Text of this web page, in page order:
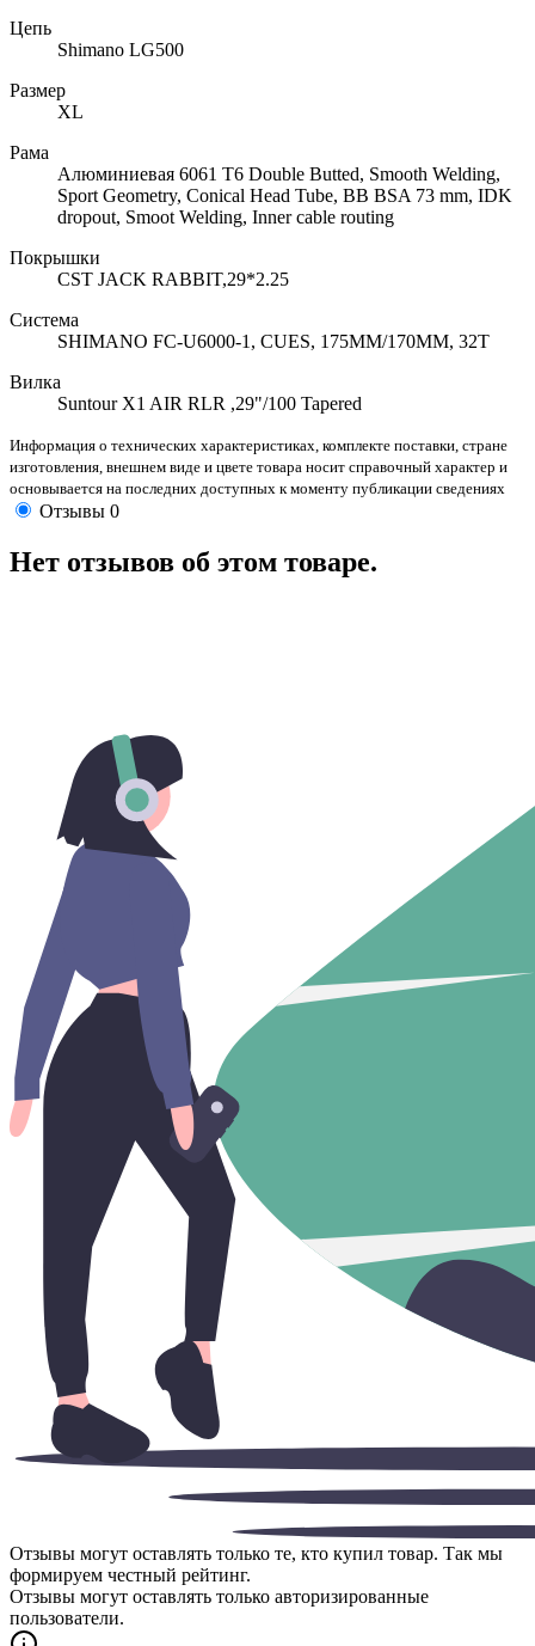
Цепь
Shimano LG500
Размер
XL
Рама
Алюминиевая 6061 T6 Double Butted, Smooth Welding,
Sport Geometry, Conical Head Tube, BB BSA 73 mm, IDK
dropout, Smoot Welding, Inner cable routing
Покрышки
CST JACK RABBIT,29*2.25
Система
SHIMANO FC-U6000-1, CUES, 175MM/170MM, 32T
Вилка
Suntour X1 AIR RLR ,29"/100 Tapered
Информация о технических характеристиках, комплекте поставки, стране
изготовления, внешнем виде и цвете товара носит справочный характер и
основывается на последних доступных к моменту публикации сведениях
Отзывы 0
Нет отзывов об этом товаре.
Отзывы могут оставлять только те, кто купил товар. Так мы
формируем честный рейтинг.
Отзывы могут оставлять только авторизированные
пользователи.